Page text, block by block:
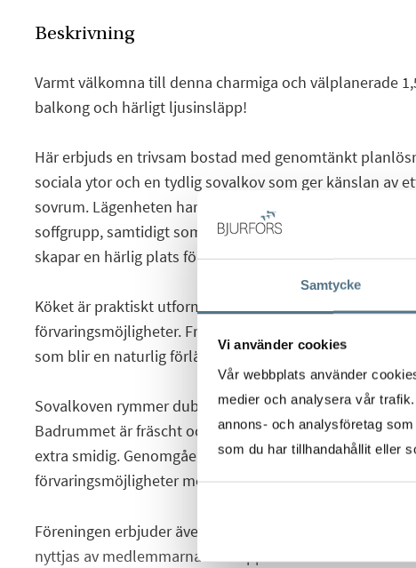
Samtycke
Vi använder cookies
Vår webbplats använder
medier och analysera vår
annons- och analysföretag
som du har tillhandahållit eller
Beskrivning
Varmt välkomna till denna charmiga och välplanerade
balkong och härligt ljusinsläpp!
Här erbjuds en trivsam bostad med genomtänkt
sociala ytor och en tydlig sovalkov som ger känslan av
sovrum. Lägenheten har ett rymligt vardagsrum med
soffgrupp, samtidigt som den naturliga matplatsen i
skapar en härlig plats för middagar och umgänge.
Köket är praktiskt utformat med bra arbetsytor,
förvaringsmöjligheter. Från bostadens sociala del nås
som blir en naturlig förlängning av hemmet under årets
Sovalkoven rymmer dubbelsäng och skapar en smart
Badrummet är fräscht och funktionellt med
extra smidig. Genomgående i bostaden finns dessutom
förvaringsmöjligheter med flera garderober.
Föreningen erbjuder även en mycket fin gemensam
nyttjas av medlemmarna – en uppskattad bonus med